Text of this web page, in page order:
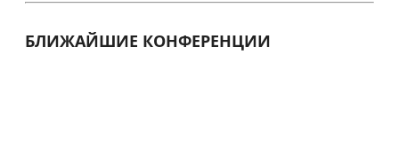
БЛИЖАЙШИЕ КОНФЕРЕНЦИИ